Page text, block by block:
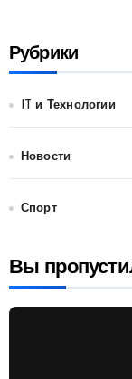
Рубрики
IT и Технологии
Новости
Спорт
Вы